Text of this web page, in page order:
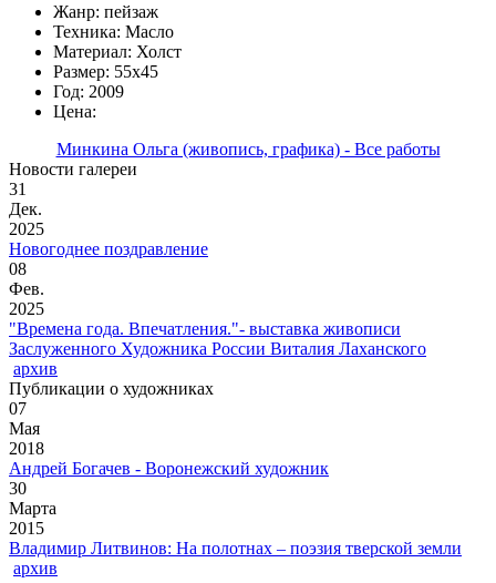
Жанр: пейзаж
Техника: Масло
Материал: Холст
Размер: 55х45
Год: 2009
Цена:
Минкина Ольга (живопись, графика) - Все работы
Новости галереи
31
Дек.
2025
Новогоднее поздравление
08
Фев.
2025
"Времена года. Впечатления."- выставка живописи
Заслуженного Художника России Виталия Лаханского
архив
Публикации о художниках
07
Мая
2018
Андрей Богачев - Воронежский художник
30
Марта
2015
Владимир Литвинов: На полотнах – поэзия тверской земли
архив